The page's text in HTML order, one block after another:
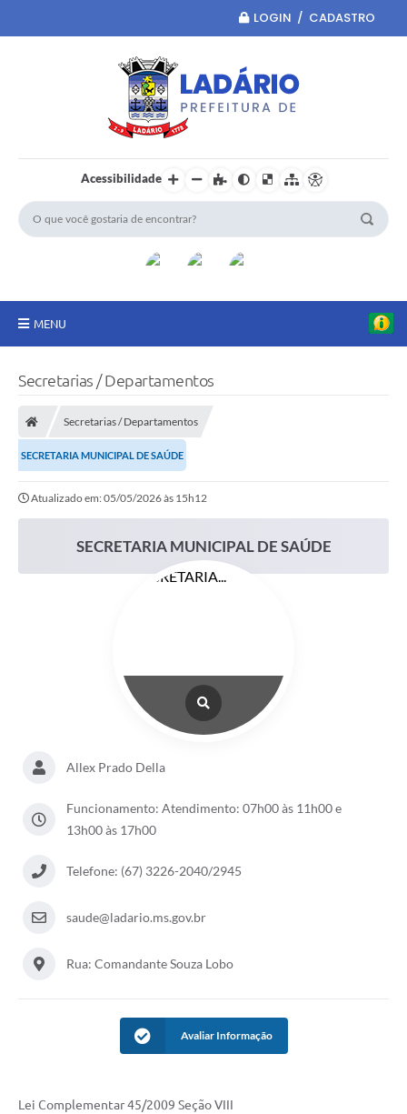
LOGIN / CADASTRO
Acessibilidade
MENU
Secretarias
Galeria de Fotos
Links úteis
Serviços Online
Secretarias / Departamentos
Secretarias / Departamentos
SECRETARIA MUNICIPAL DE SAÚDE
Atualizado em: 05/05/2026 às 15h12
SECRETARIA MUNICIPAL DE SAÚDE
Allex Prado Della
Funcionamento: Atendimento: 07h00 às 11h00 e
13h00 às 17h00
Telefone: (67) 3226-2040/2945
saude@ladario.ms.gov.br
Rua: Comandante Souza Lobo
Avaliar Informação
Lei Complementar 45/2009 Seção VIII